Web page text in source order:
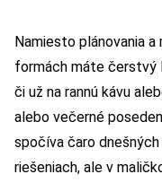
Namiesto plánovania
formách máte čerstvý
či už na rannú kávu
alebo večerné
spočíva čaro
riešeniach, ale v